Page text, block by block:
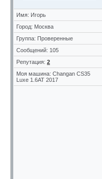
Имя: Игорь
Город: Москва
Группа: Проверенные
Сообщений: 105
Репутация: 2
Моя машина: Changan CS35
Luxe 1.6AT 2017